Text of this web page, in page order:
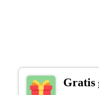
Gratis